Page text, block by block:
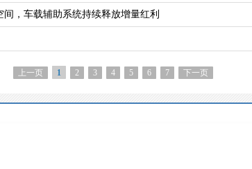
，车载辅助系统持续释放增量红利
上一页 1 2 3 4 5 6 7 下一页